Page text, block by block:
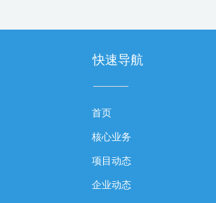
快速导航
首页
核心业务
项目动态
企业动态